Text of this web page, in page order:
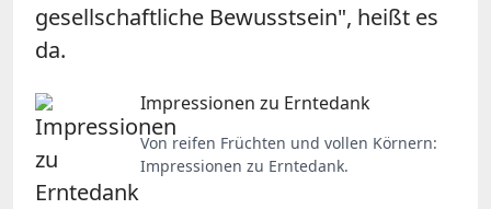
gesellschaftliche Bewusstsein", heißt es
da.
Impressionen zu Erntedank
Von reifen Früchten und vollen Körnern:
Impressionen zu Erntedank.